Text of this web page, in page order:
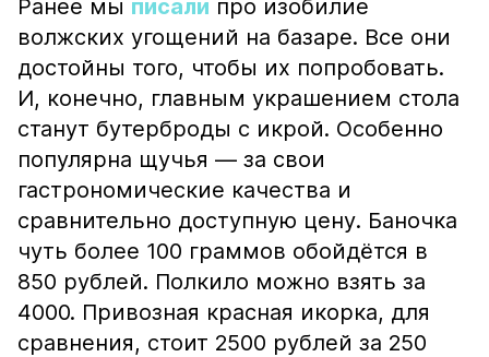
Ранее мы писали про изобилие
волжских угощений на базаре. Все они
достойны того, чтобы их попробовать.
И, конечно, главным украшением стола
станут бутерброды с икрой. Особенно
популярна щучья — за свои
гастрономические качества и
сравнительно доступную цену. Баночка
чуть более 100 граммов обойдётся в
850 рублей. Полкило можно взять за
4000. Привозная красная икорка, для
сравнения, стоит 2500 рублей за 250